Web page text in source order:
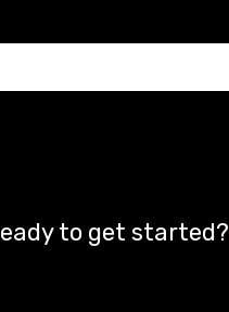
to get started?